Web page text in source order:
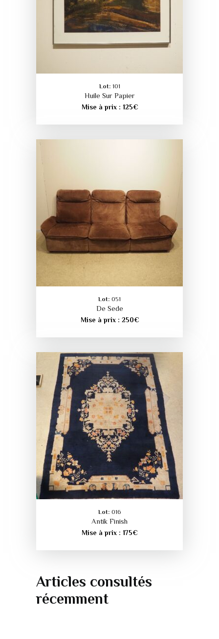
Lot: 101
Huile Sur Papier
Mise à prix : 125€
Lot: 051
De Sede
Mise à prix : 250€
Lot: 016
Antik Finish
Mise à prix : 175€
Articles consultés
récemment